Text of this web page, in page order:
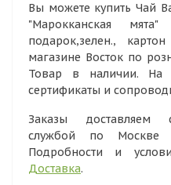
Вы можете купить Чай
"Марокканская
подарок,зелен.,
магазине Восток по
Товар в наличии. На
сертификаты и
Заказы доставляем
службой по Москве
Подробности и
Доставка.